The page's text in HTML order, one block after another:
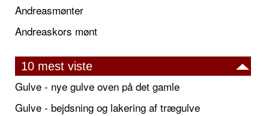
Andreasmønter
Andreaskors mønt
10 mest viste
Gulve - nye gulve oven på det gamle
Gulve - bejdsning og lakering af trægulve